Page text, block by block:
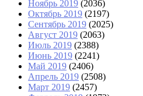
Ноябрь 2019 (2036)
Октябрь 2019 (2197)
Сентябрь 2019 (2025)
Август 2019 (2063)
Июль 2019 (2388)
Июнь 2019 (2241)
Май 2019 (2406)
Апрель 2019 (2508)
Март 2019 (2457)